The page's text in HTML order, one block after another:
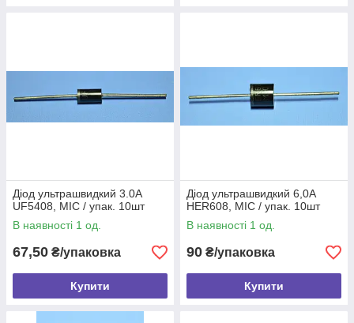
Діод ультрашвидкий 3.0A
UF5408, MIC / упак. 10шт
В наявності 1 од.
67,50 ₴/упаковка
Купити
Діод ультрашвидкий 6,0A
HER608, MIC / упак. 10шт
В наявності 1 од.
90 ₴/упаковка
Купити